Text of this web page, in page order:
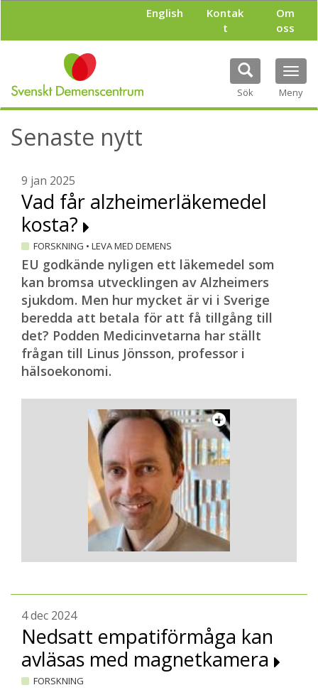
l
English
Kontak
t
Om
oss
Sök Meny
Senaste nytt
9 jan 2025
Vad får alzheimerläkemedel
kosta?
FORSKNING • LEVA MED DEMENS
EU godkände nyligen ett läkemedel som
kan bromsa utvecklingen av Alzheimers
sjukdom. Men hur mycket är vi i Sverige
beredda att betala för att få tillgång till
det? Podden Medicinvetarna har ställt
frågan till Linus Jönsson, professor i
hälsoekonomi.
4 dec 2024
Nedsatt empatiförmåga kan
avläsas med magnetkamera
FORSKNING